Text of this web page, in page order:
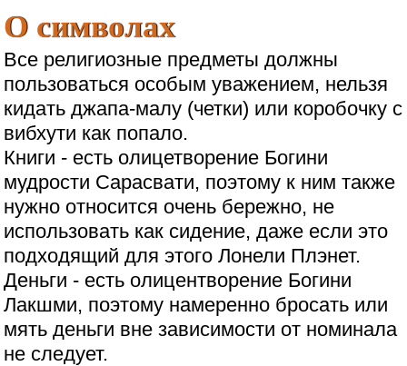
О символах
Все религиозные предметы должны
пользоваться особым уважением, нельзя
кидать джапа-малу (четки) или коробочку с
вибхути как попало.
Книги - есть олицетворение Богини
мудрости Сарасвати, поэтому к ним также
нужно относится очень бережно, не
использовать как сидение, даже если это
подходящий для этого Лонели Плэнет.
Деньги - есть олицентворение Богини
Лакшми, поэтому намеренно бросать или
мять деньги вне зависимости от номинала
не следует.